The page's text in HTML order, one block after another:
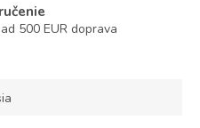
500 EUR doprava